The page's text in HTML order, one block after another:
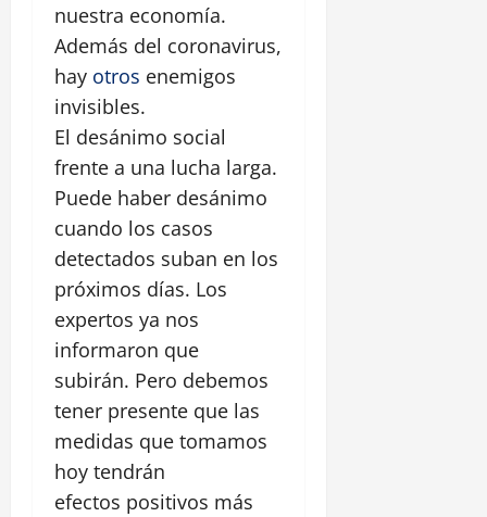
nuestra economía.
Además del coronavirus,
hay otros enemigos
invisibles.
El desánimo social
frente a una lucha larga.
Puede haber desánimo
cuando los casos
detectados suban en los
próximos días. Los
expertos ya nos
informaron que
subirán. Pero debemos
tener presente que las
medidas que tomamos
hoy tendrán
efectos positivos más